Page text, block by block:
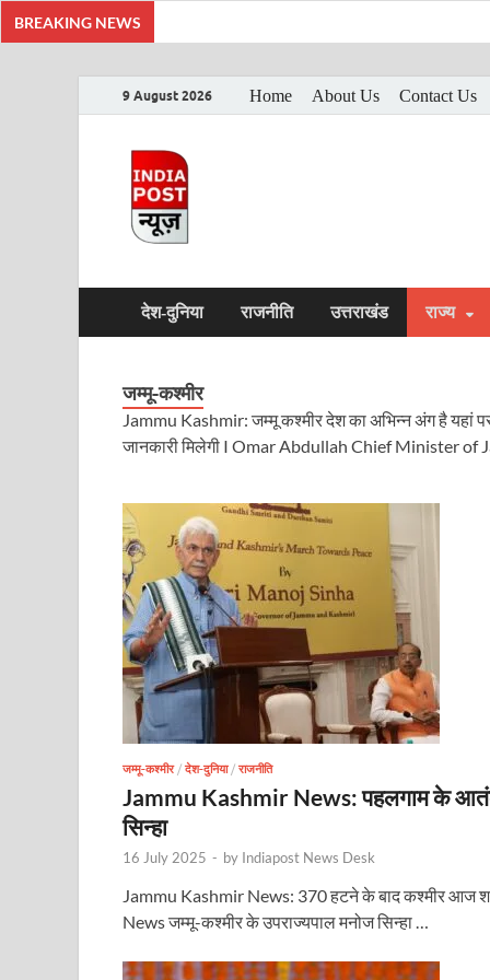
BREAKING NEWS
9 August 2026 Home About Us Contact Us
देश-दुनिया राजनीति उत्तराखंड राज्य
जम्मू-कश्मीर
Jammu Kashmir: जम्मू कश्मीर देश का अभिन्न अंग है यहां
जानकारी मिलेगी I Omar Abdullah Chief Minister
जम्मू-कश्मीर/ देश-दुनिया/ राजनीति
Jammu Kashmir News: पहलगाम के
सिन्हा
16 July 2025 - by Indiapost News Desk
Jammu Kashmir News: 370 हटने के बाद कश्मीर आज
News जम्मू-कश्मीर के उपराज्यपाल मनोज सिन्हा …